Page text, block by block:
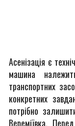
Асенізація є
машина
транспортних
конкретних
потрібно
Вереміївка.